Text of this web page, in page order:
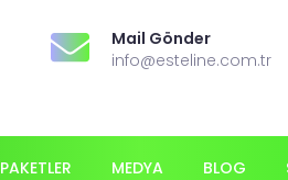
Mail Gönder
info@esteline.com.tr
PAKETLER MEDYA BLOG